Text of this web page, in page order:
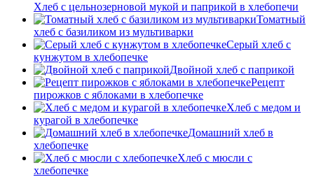
Хлеб с цельнозерновой мукой и паприкой в хлебопечи
Томатный
хлеб с базиликом из мультиварки
Серый хлеб с
кунжутом в хлебопечке
Двойной хлеб с паприкой
Рецепт
пирожков с яблоками в хлебопечке
Хлеб с медом и
курагой в хлебопечке
Домашний хлеб в
хлебопечке
Хлеб с мюсли с
хлебопечке